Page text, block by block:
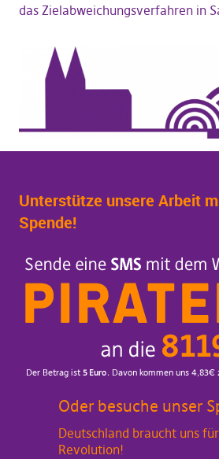
das Zielabweichungsverfahren in
Unterstütze unsere Arbeit
Spende!
Oder besuche unser
Deutschland braucht uns
Revolution!